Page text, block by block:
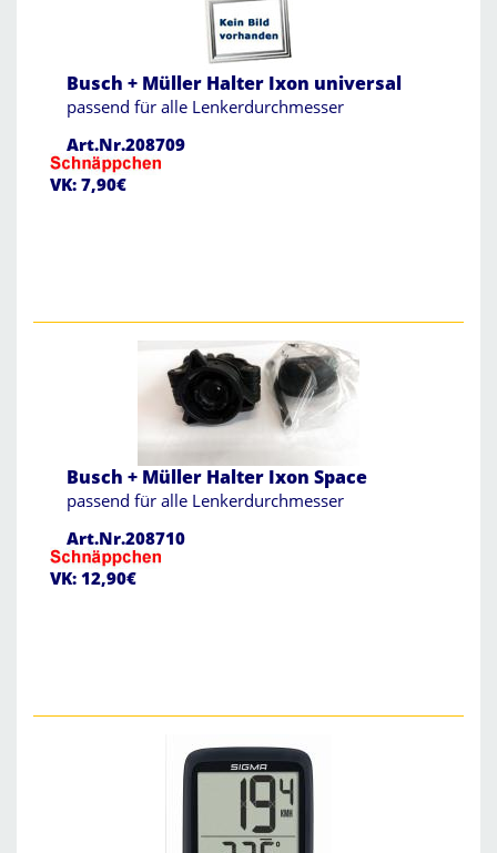
Busch + Müller Halter Ixon universal
passend für alle Lenkerdurchmesser
Art.Nr.208709
VK: 7,90€
Busch + Müller Halter Ixon Space
passend für alle Lenkerdurchmesser
Art.Nr.208710
VK: 12,90€